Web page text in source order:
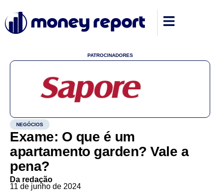
PATROCINADORES
NEGÓCIOS
Exame: O que é um
apartamento garden? Vale a
pena?
Da redação
11 de junho de 2024